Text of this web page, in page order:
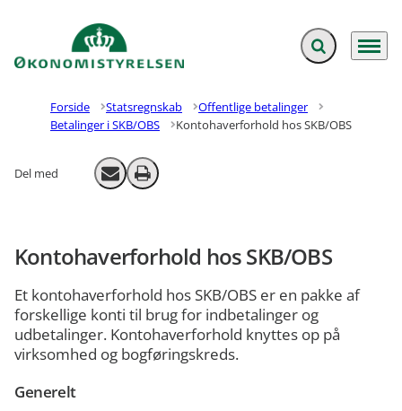
Gå til forsiden Fold søgefelt ud
Menu
Forside Statsregnskab
Offentlige betalinger
Betalinger i SKB/OBS
Kontohaverforhold hos SKB/OBS
Del med Send email
Print
Kontohaverforhold hos SKB/OBS
Et kontohaverforhold hos SKB/OBS er en pakke af
forskellige konti til brug for indbetalinger og
udbetalinger. Kontohaverforhold knyttes op på
virksomhed og bogføringskreds.
Generelt